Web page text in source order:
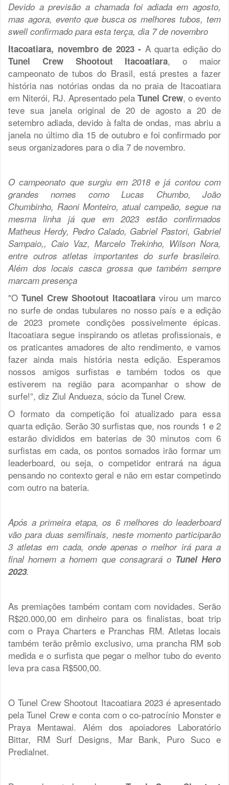
Devido a previsão a chamada foi adiada em agosto,
mas agora, evento que busca os melhores tubos, tem
swell confirmado para esta terça, dia 7 de novembro
Itacoatiara, novembro de 2023 - A quarta edição do
Tunel Crew Shootout Itacoatiara, o maior
campeonato de tubos do Brasil, está prestes a fazer
história nas notórias ondas da no praia de Itacoatiara
em Niterói, RJ. Apresentado pela Tunel Crew, o evento
teve sua janela original de 20 de agosto a 20 de
setembro adiada, devido à falta de ondas, mas abriu a
janela no último dia 15 de outubro e foi confirmado por
seus organizadores para o dia 7 de novembro.
O campeonato que surgiu em 2018 e já contou com
grandes nomes como Lucas Chumbo, João
Chumbinho, Raoni Monteiro, atual campeão, segue na
mesma linha já que em 2023 estão confirmados
Matheus Herdy, Pedro Calado, Gabriel Pastori, Gabriel
Sampaio,, Caio Vaz, Marcelo Trekinho, Wilson Nora,
entre outros atletas importantes do surfe brasileiro.
Além dos locais casca grossa que também sempre
marcam presença
"O Tunel Crew Shootout Itacoatiara virou um marco
no surfe de ondas tubulares no nosso país e a edição
de 2023 promete condições possivelmente épicas.
Itacoatiara segue inspirando os atletas profissionais, e
os praticantes amadores de alto rendimento, e vamos
fazer ainda mais história nesta edição. Esperamos
nossos amigos surfistas e também todos os que
estiverem na região para acompanhar o show de
surfe!”, diz Ziul Andueza, sócio da Tunel Crew.
O formato da competição foi atualizado para essa
quarta edição. Serão 30 surfistas que, nos rounds 1 e 2
estarão divididos em baterias de 30 minutos com 6
surfistas em cada, os pontos somados irão formar um
leaderboard, ou seja, o competidor entrará na água
pensando no contexto geral e não em estar competindo
com outro na bateria.
Após a primeira etapa, os 6 melhores do leaderboard
vão para duas semifinais, neste momento participarão
3 atletas em cada, onde apenas o melhor irá para a
final homem a homem que consagrará o Tunel Hero
2023.
As premiações também contam com novidades. Serão
R$20.000,00 em dinheiro para os finalistas, boat trip
com o Praya Charters e Pranchas RM. Atletas locais
também terão prêmio exclusivo, uma prancha RM sob
medida e o surfista que pegar o melhor tubo do evento
leva pra casa R$500,00.
O Tunel Crew Shootout Itacoatiara 2023 é apresentado
pela Tunel Crew e conta com o co-patrocínio Monster e
Praya Mentawai. Além dos apoiadores Laboratório
Bittar, RM Surf Designs, Mar Bank, Puro Suco e
Predialnet.